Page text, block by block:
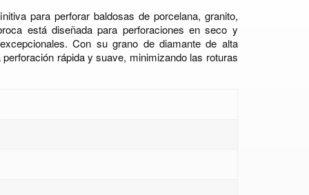
para perforar baldosas de porcelana, granito,
está diseñada para perforaciones en seco y
Con su grano de diamante de alta
rápida y suave, minimizando las roturas